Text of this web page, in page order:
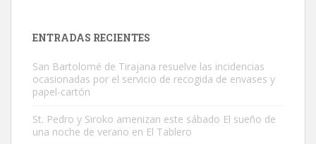
ENTRADAS RECIENTES
San Bartolomé de Tirajana resuelve las incidencias
ocasionadas por el servicio de recogida de envases y
papel-cartón
St. Pedro y Siroko amenizan este sábado El sueño de
una noche de verano en El Tablero